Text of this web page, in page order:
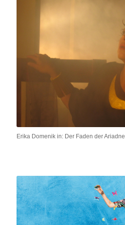
Erika Domenik in: Der Faden der Ariadne